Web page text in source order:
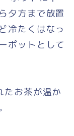
夕方まで放置
冷たくはなっ
ポットとして
たお茶が温か